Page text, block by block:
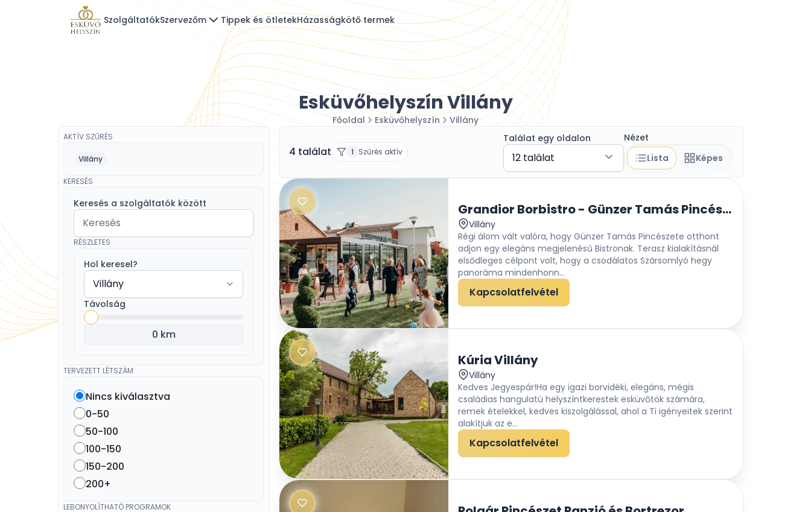
SzolgáltatókSzervezőm Tippek és ötletekHázasságkötő termek
Esküvőhelyszín Villány
Főoldal Esküvőhelyszín Villány
AKTÍV SZŰRÉS
Villány
KERESÉS
Keresés a szolgáltatók között
RÉSZLETES
Hol keresel?
Távolság
0 km
TERVEZETT LÉTSZÁM
Nincs kiválasztva
0-50
50-100
100-150
150-200
200+
LEBONYOLÍTHATÓ PROGRAMOK
4 találat 1 Szűrés aktív
Találat egy oldalon
12 találat
Nézet
Lista
Képes
Grandior Borbistro - Günzer Tamás Pincészete
Villány
Régi álom vált valóra, hogy Günzer Tamás Pincészete otthont
adjon egy elegáns megjelenésű Bistronak. Terasz kialakításnál
elsődleges célpont volt, hogy a csodálatos Szársomlyó hegy
panoráma mindenhonn...
Kapcsolatfelvétel
Kúria Villány
Villány
Kedves Jegyespár!Ha egy igazi borvidéki, elegáns, mégis
családias hangulatú helyszíntkerestek esküvőtök számára,
remek ételekkel, kedves kiszolgálással, ahol a Ti igényeitek szerint
alakítjuk az e...
Kapcsolatfelvétel